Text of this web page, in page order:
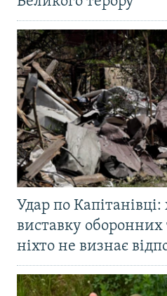
Удар по
виставку оборонних
ніхто не визнає